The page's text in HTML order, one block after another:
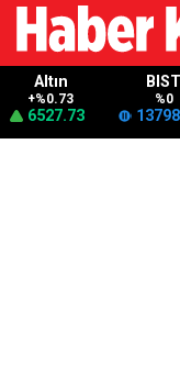
Altın
+%0.73
6527.73
BIST
%0